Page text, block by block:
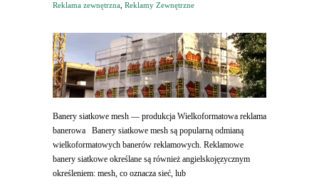
Reklama zewnętrzna Reklamy Zewnętrzne
Banery siatkowe mesh — produkcja Wielkoformatowa reklama
banerowa Banery siatkowe mesh są popularną odmianą
wielkoformatowych banerów reklamowych. Reklamowe
banery siatkowe określane są również angielskojęzycznym
określeniem: mesh, co oznacza sieć, lub